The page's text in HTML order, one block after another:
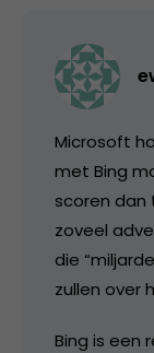
Microsoft
met Bing
scoren dan
zoveel
die
zullen over
Bing is een